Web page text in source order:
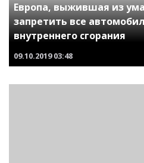
Европа, выжившая из
запретить все
внутреннего сгорания
09.10.2019 03:48